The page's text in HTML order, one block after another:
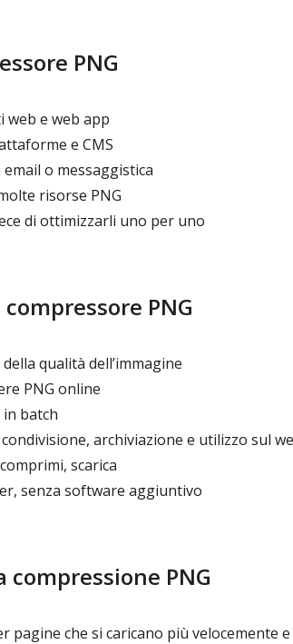
PNG
web e web app
e CMS
o messaggistica
risorse PNG
di ottimizzarli uno per uno
PNG
qualità dell’immagine
PNG online
batch
archiviazione e utilizzo sul
scarica
senza software aggiuntivo
compressione PNG
pagine che si caricano più velocemente